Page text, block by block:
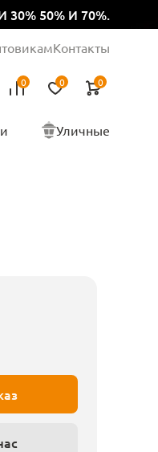
30% 50% И 70%.
Контакты
0 0 0
Уличные